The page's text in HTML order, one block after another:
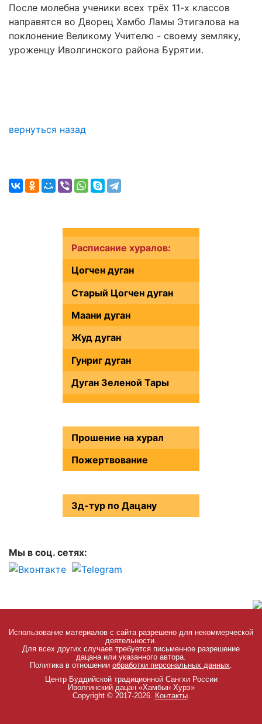
После молебна ученики всех трёх 11-х классов
направятся во Дворец Хамбо Ламы Этигэлова на
поклонение Великому Учителю - своему земляку,
уроженцу Иволгинского района Бурятии.
вернуться назад
Расписание хуралов:
Цогчен дуган
Старый Цогчен дуган
Маани дуган
Жуд дуган
Гунриг дуган
Дуган Зеленой Тары
Прошение на хурал
Пожертвование
3д-тур по Дацану
Мы в соц. сетях:
Использование материалов с сайта разрешено для некоммерческой
деятельности.
Для всех других случаев требуется письменное разрешение
дацана или указанного автора.
Политика в отношении обработки персональных данных
Центр Буддийской традиционной Сангхи России
Иволгинский дацан «Хамбын Хурэ»
Copyright © 2017-2026. Контакты.